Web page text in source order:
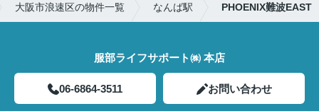
大阪市浪速区の物件一覧 なんば駅 PHOENIX難波EAST
服部ライフサポート㈱ 本店
06-6864-3511 お問い合わせ